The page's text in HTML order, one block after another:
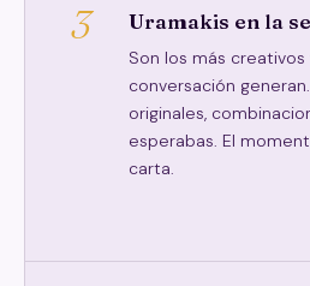
3 Uramakis en la
Son los más
conversación
originales,
esperabas. El
carta.